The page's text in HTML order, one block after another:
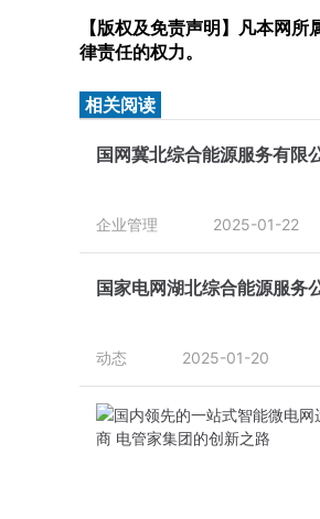
【版权及免责声明】凡本网
律责任的权力。
相关阅读
国网冀北综合能源服务有限
企业管理 2025-01-22
国家电网湖北综合能源服务
动态 2025-01-20